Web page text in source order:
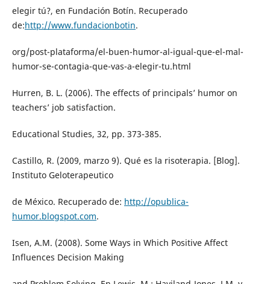
elegir tú?, en Fundación Botín. Recuperado
de:http://www.fundacionbotin.
org/post-plataforma/el-buen-humor-al-igual-que-el-mal-
humor-se-contagia-que-vas-a-elegir-tu.html
Hurren, B. L. (2006). The effects of principals’ humor on
teachers’ job satisfaction.
Educational Studies, 32, pp. 373-385.
Castillo, R. (2009, marzo 9). Qué es la risoterapia. [Blog].
Instituto Geloterapeutico
de México. Recuperado de: http://opublica-
humor.blogspot.com.
Isen, A.M. (2008). Some Ways in Which Positive Affect
Influences Decision Making